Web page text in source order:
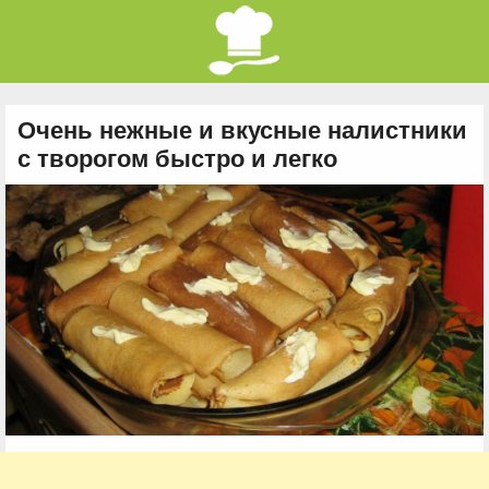
Очень нежные и вкусные налистники
с творогом быстро и легко